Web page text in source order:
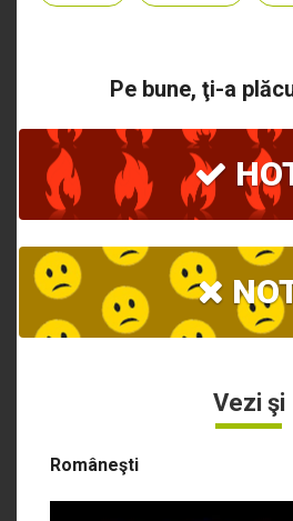
Pe bune, ţi-a
Vezi şi
Româneşti